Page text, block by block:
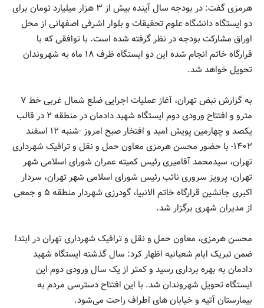
هرمزی گفت: در بودجه سال آینده بیش از ۳ هزار میلیارد تومان برای
دو ایستگاه دانشگاه علوم تحقیقات و بلوار اشرفی اصفهانی از محل
اوراق مشارکت بودجه در نظر گرفته شده است. با توافقی که با
قرارگاه خاتم انجام شده این دو ایستگاه ظرف ۱۸ ماه به شهروندان
تحویل خواهد شد.
به گزارش نبض تهران، آغاز عملیات اجرایی ضلع شمال غربی خط ۷
مترو و افتتاح ورودی دوم ایستگاه شهید دادمان در منطقه ۲ در قالب
یکصد و چهارمین پویش امید و افتخار صبح امروز -شنبه ۱۲ اسفند
۱۴۰۲- با حضور محسن هرمزی معاون حمل و نقل و ترافیک شهرداری
تهران، سیدمحمد آقامیری رئیس کمیته عمران شورای اسلامی شهر
تهران، پرویز سروری نائب رئیس شورای اسلامی شهر تهران، سردار
اکبری جانشین قرارگاه خاتم الانبیا، گودرزی شهردار منطقه ۵ و جمعی
از مدیران شهری برگزار شد.
محسن هرمزی، معاون حمل و نقل و ترافیک شهرداری تهران در ابتدا
ضمن تبریک ایام ‌شعبانیه اظهار کرد: سال گذشته ایستگاه شهید
دادمان به بهره برداری رسید و ‌کمتر از یک سال ورودی دوم این
ایستگاه تحویل شهروندان شد. با این افتتاح دسترسی مردم به
بیمارستان آتیه و خیابان های اطراف راحت می‌شود.